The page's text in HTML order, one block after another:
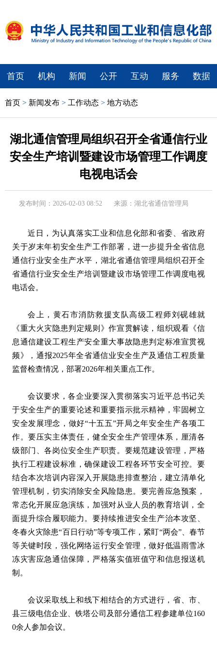
首页 机构 新闻 公开 互动 服务 数据
首页 > 新闻发布 > 工作动态 > 地方动态
湖北通信管理局组织召开全省通信行业
安全生产培训暨建设市场管理工作调度
电视电话会
发布时间：2026-02-03 08:52 来源：湖北省通信管理局
近日，为认真落实工业和信息化部和省委、省政府
关于岁末年初安全生产工作部署，进一步提升全省信息
通信行业安全生产水平，湖北省通信管理局组织召开全
省通信行业安全生产培训暨建设市场管理工作调度电视
电话会。
会上，黄石市消防救援支队高级工程师刘砚雄就
《重大火灾隐患判定规则》作宣贯解读，组织观看《信
息通信建设工程生产安全重大事故隐患判定标准宣贯视
频》，通报2025年全省通信业安全生产及通信工程质量
监督检查情况，部署2026年相关重点工作。
会议要求，各企业要深入贯彻落实习近平总书记关
于安全生产的重要论述和重要指示批示精神，牢固树立
安全发展理念，做好“十五五”开局之年安全生产各项工
作。要压实主体责任，健全安全生产管理体系，厘清各
级部门、各岗位安全生产职责。要规范建设管理，严格
执行工程建设标准，确保建设工程各环节安全可控。要
结合本次培训内容深入开展隐患排查整治，建立清单化
管理机制，切实消除安全风险隐患。要完善应急预案，
常态化开展应急演练，加强对从业人员的教育培训，全
面提升综合履职能力。要持续推进安全生产治本攻坚、
冬春火灾除患“百日行动”等专项工作，紧盯“两会”、春节
等关键时段，强化网络运行安全管理，做好低温雨雪冰
冻灾害应急通信保障，严格落实值班值守和信息报送机
制。
会议采取线上和线下相结合的方式进行，省、市、
县三级电信企业、铁塔公司及部分通信工程参建单位160
0余人参加会议。